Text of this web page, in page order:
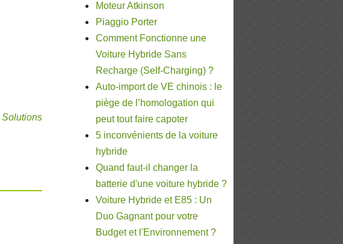
Solutions
Moteur Atkinson
Piaggio Porter
Comment Fonctionne une
Voiture Hybride Sans
Recharge (Self-Charging) ?
Auto-import de VE chinois : le
piège de l’homologation qui
peut tout faire capoter
5 inconvénients de la voiture
hybride
Quand faut-il changer la
batterie d'une voiture hybride ?
Voiture Hybride et E85 : Un
Duo Gagnant pour votre
Budget et l'Environnement ?